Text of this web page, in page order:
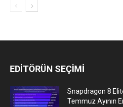
EDİTÖRÜN SEÇİMİ
Snapdragon 8
Temmuz Ayının